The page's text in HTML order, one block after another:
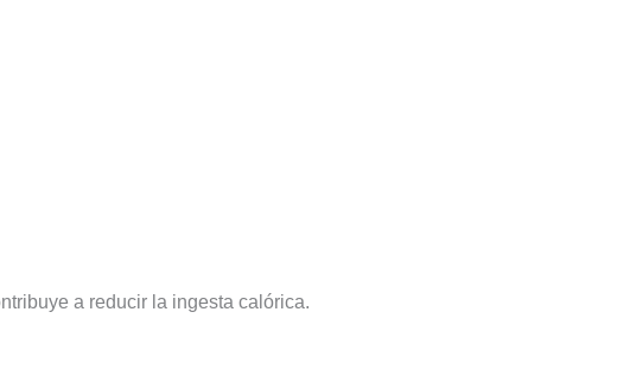
a reducir la ingesta calórica.